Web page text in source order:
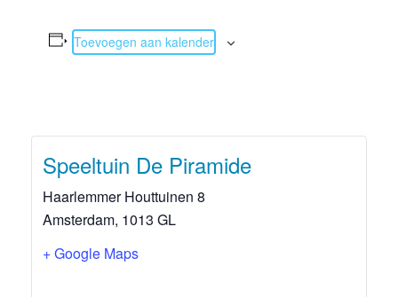
Toevoegen aan kalender
Speeltuin De Piramide
Haarlemmer Houttuinen 8
Amsterdam, 1013 GL
+ Google Maps